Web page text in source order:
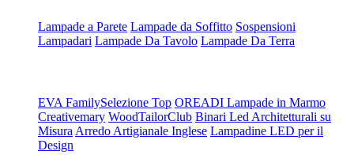
Lampade a Parete Lampade da Soffitto Sospensioni
Lampadari Lampade Da Tavolo Lampade Da Terra
EVA FamilySelezione Top OREADI Lampade in Marmo
Creativemary WoodTailorClub Binari Led Architetturali su
Misura Arredo Artigianale Inglese Lampadine LED per il
Design